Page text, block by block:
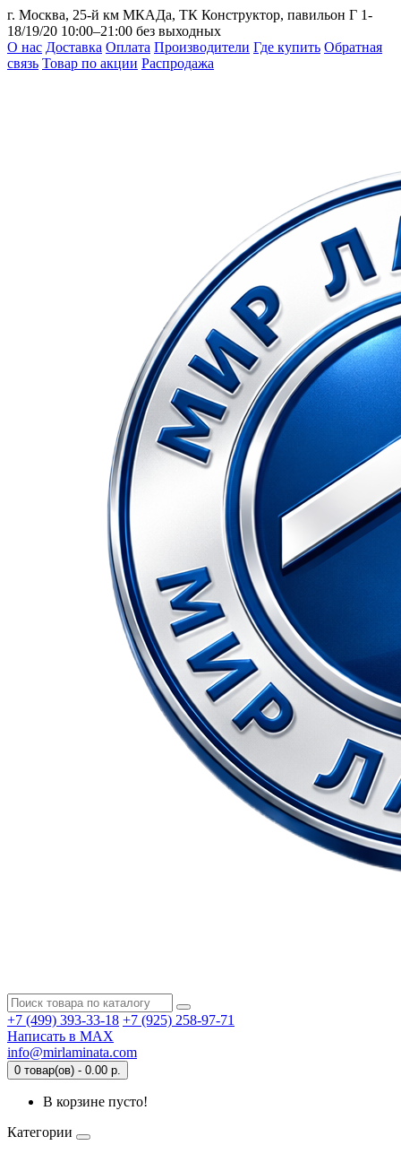
г. Москва, 25-й км МКАДа, ТК Конструктор, павильон Г 1-
18/19/20 10:00–21:00 без выходных
О нас Доставка Оплата Производители Где купить Обратная
связь Товар по акции Распродажа
+7 (499) 393-33-18 +7 (925) 258-97-71
Написать в MAX
info@mirlaminata.com
0 товар(ов) - 0.00 р.
В корзине пусто!
Категории